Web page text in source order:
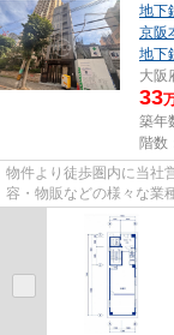
地下
京阪
地下
大阪
33
築年
階数
物件より徒歩圏内に当社
容・物販などの様々な業
尚、弊社ではおとり広告